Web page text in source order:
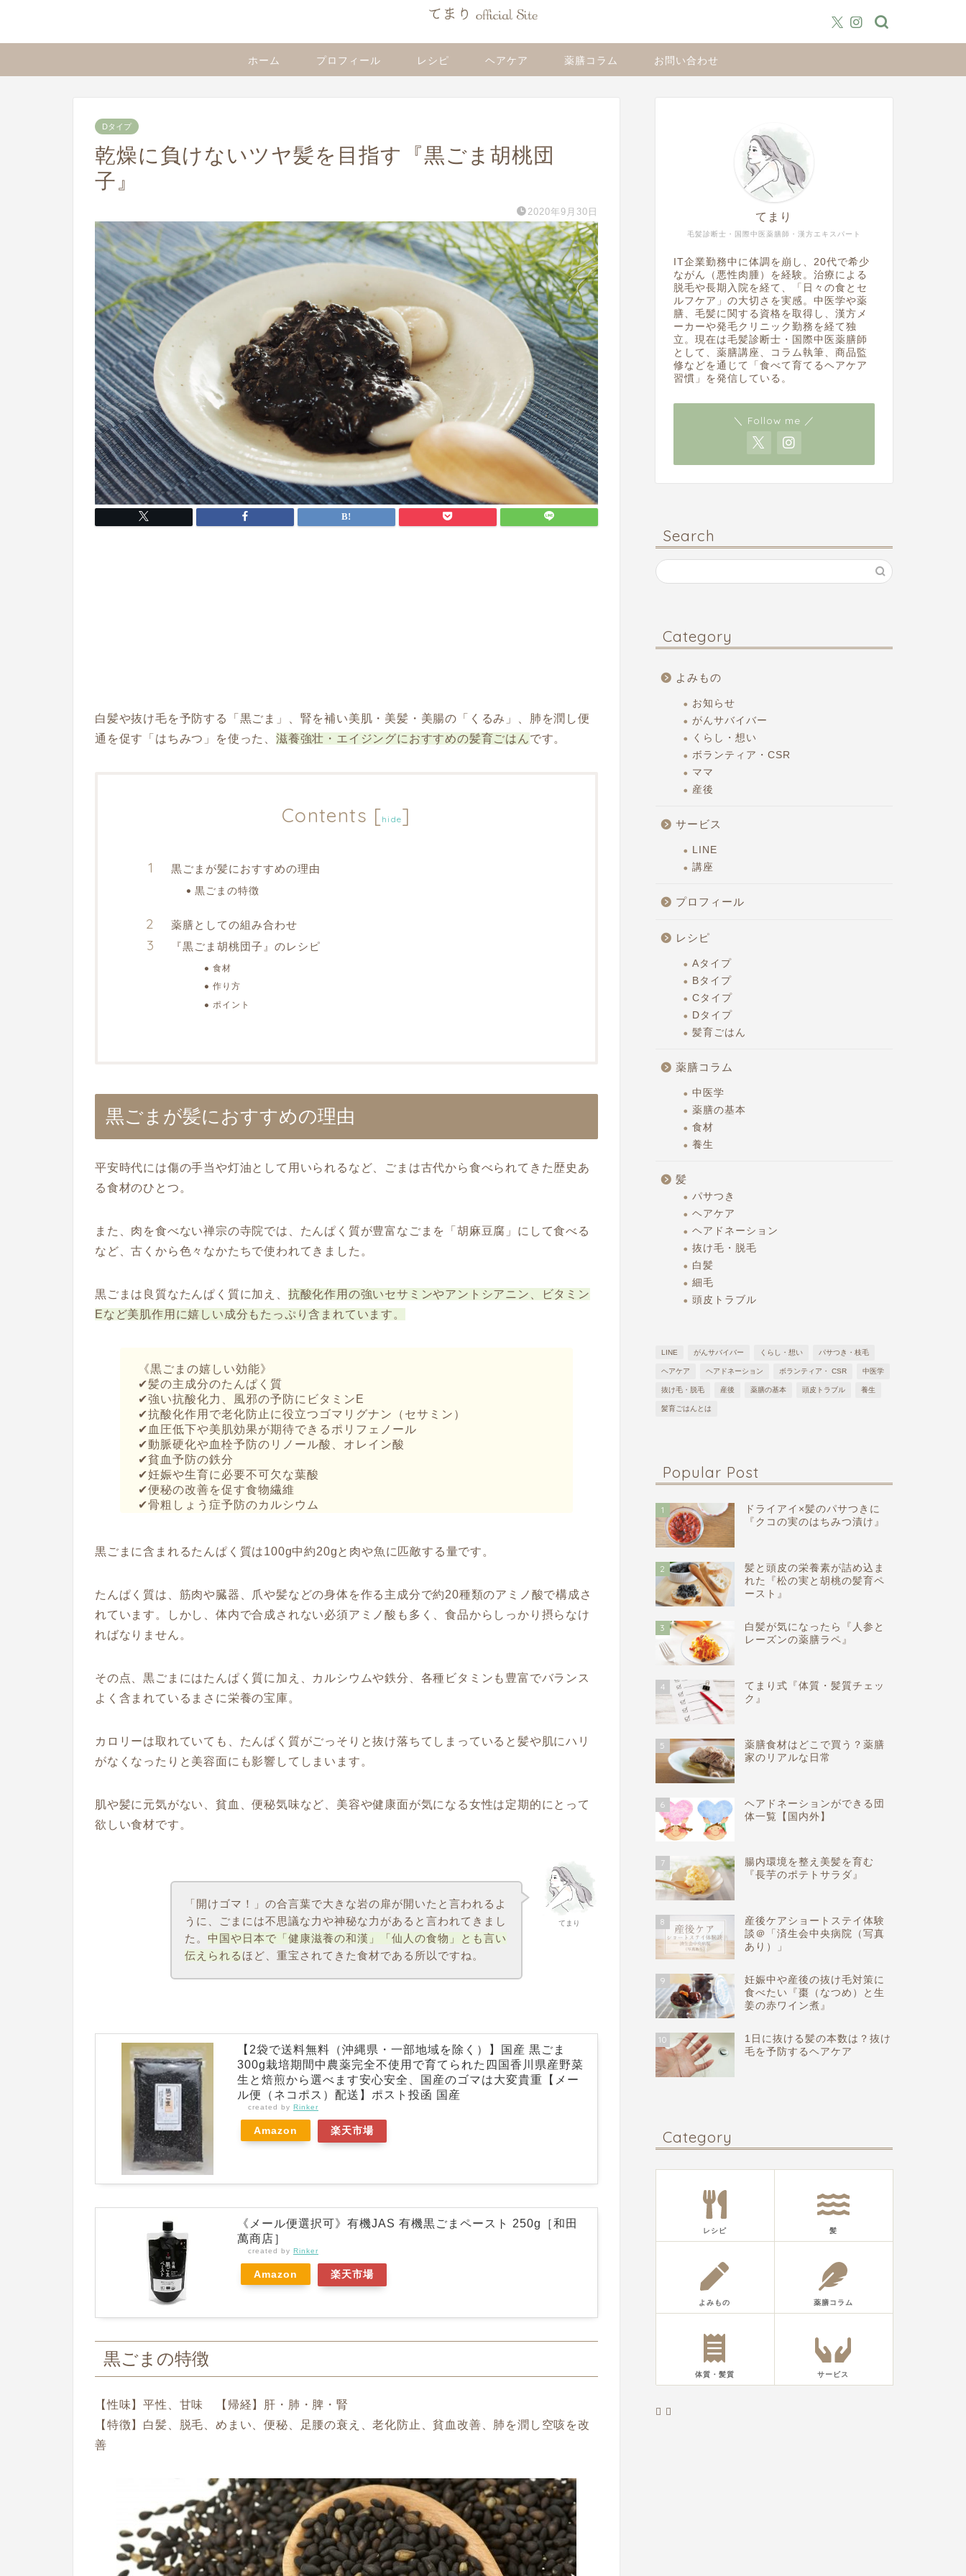
ホーム プロフィール レシピ ヘアケア 薬膳コラム お問い合わせ
Dタイプ
乾燥に負けないツヤ髪を目指す『黒ごま胡桃団
子』
2020年9月30日
白髪や抜け毛を予防する「黒ごま」、腎を補い美肌・美髪・美腸の「くるみ」、肺を潤し便
通を促す「はちみつ」を使った、 滋養強壮・エイジングにおすすめの髪育ごはんです。
Contents [hide]
黒ごまが髪におすすめの理由
黒ごまの特徴
薬膳としての組み合わせ
『黒ごま胡桃団子』のレシピ
食材
作り方
ポイント
黒ごまが髪におすすめの理由
平安時代には傷の手当や灯油として用いられるなど、ごまは古代から食べられてきた歴史あ
る食材のひとつ。
また、肉を食べない禅宗の寺院では、たんぱく質が豊富なごまを「胡麻豆腐」にして食べる
など、古くから色々なかたちで使われてきました。
黒ごまは良質なたんぱく質に加え、 抗酸化作用の強いセサミンやアントシアニン、ビタミン
Eなど美肌作用に嬉しい成分もたっぷり含まれています。
《黒ごまの嬉しい効能》
✔︎髪の主成分のたんぱく質
✔︎強い抗酸化力、風邪の予防に ビタミンE
✔︎抗酸化作用で老化防止に役立つ ゴマリグナン（セサミン）
✔︎血圧低下や美肌効果が期待できる ポリフェノール
✔︎動脈硬化や血栓予防の リノール酸、オレイン酸
✔︎貧血予防の鉄分
✔︎妊娠や生育に必要不可欠な葉酸
✔︎便秘の改善を促す食物繊維
✔︎骨粗しょう症予防のカルシウム
黒ごまに含まれるたんぱく質は100g中約20gと肉や魚に匹敵する量です。
たんぱく質は、筋肉や臓器、爪や髪などの身体を作る主成分で約20種類のアミノ酸で構成さ
れています。しかし、体内で合成されない必須アミノ酸も多く、食品からしっかり摂らなけ
ればなりません。
その点、黒ごまにはたんぱく質に加え、カルシウムや鉄分、各種ビタミンも豊富でバランス
よく含まれているまさに栄養の宝庫。
カロリーは取れていても、たんぱく質がごっそりと抜け落ちてしまっていると髪や肌にハリ
がなくなったりと美容面にも影響してしまいます。
肌や髪に元気がない、貧血、便秘気味など、美容や健康面が気になる女性は定期的にとって
欲しい食材です。
てまり
「開けゴマ！」の合言葉で大きな岩の扉が開いたと言われるよ
うに、ごまには不思議な力や神秘な力があると言われてきまし
た。中国や日本で「健康滋養の和漢」「仙人の食物」とも言い
伝えられる ほど、重宝されてきた食材である所以ですね。
【2袋で送料無料（沖縄県・一部地域を除く）】国産 黒ごま
300g栽培期間中農薬完全不使用で育てられた四国香川県産野菜
生と焙煎から選べます安心安全、国産のゴマは大変貴重【メー
ル便（ネコポス）配送】ポスト投函 国産
created by Rinker
Amazon 楽天市場
《メール便選択可》有機JAS 有機黒ごまペースト 250g［和田
萬商店］
created by Rinker
Amazon 楽天市場
黒ごまの特徴
【性味】平性、甘味 【帰経】肝・肺・脾・腎
【特徴】白髪、脱毛、めまい、便秘、足腰の衰え、老化防止、貧血改善、肺を潤し空咳を改
善
毛髪診断士・国際中医薬膳師・漢方エキスパート
てまり
IT企業勤務中に体調を崩し、20代で希少
ながん（悪性肉腫）を経験。治療による
脱毛や長期入院を経て、「日々の食とセ
ルフケア」の大切さを実感。中医学や薬
膳、毛髪に関する資格を取得し、漢方メ
ーカーや発毛クリニック勤務を経て独
立。現在は毛髪診断士・国際中医薬膳師
として、薬膳講座、コラム執筆、商品監
修などを通じて「食べて育てるヘアケア
習慣」を発信している。
＼ Follow me ／
Search
Category
よみもの
お知らせ
がんサバイバー
くらし・想い
ボランティア・CSR
ママ
産後
サービス
LINE
講座
プロフィール
レシピ
Aタイプ
Bタイプ
Cタイプ
Dタイプ
髪育ごはん
薬膳コラム
中医学
薬膳の基本
食材
養生
髪
パサつき
ヘアケア
ヘアドネーション
抜け毛・脱毛
白髪
細毛
頭皮トラブル
LINE がんサバイバー くらし・想い パサつき・枝毛
ヘアケア ヘアドネーション ボランティア・ CSR 中医学
抜け毛・脱毛 産後 薬膳の基本 頭皮トラブル 養生
髪育ごはんとは
Popular Post
1
ドライアイ×髪のパサつきに
『クコの実のはちみつ漬け』
2
髪と頭皮の栄養素が詰め込ま
れた『松の実と胡桃の髪育ペ
ースト』
3
白髪が気になったら『人参と
レーズンの薬膳ラペ』
4
てまり式『体質・髪質チェッ
ク』
5
薬膳食材はどこで買う？薬膳
家のリアルな日常
6
ヘアドネーションができる団
体一覧【国内外】
7
腸内環境を整え美髪を育む
『長芋のポテトサラダ』
8
産後ケアショートステイ体験
談＠「済生会中央病院（写真
あり）」
9
妊娠中や産後の抜け毛対策に
食べたい『棗（なつめ）と生
姜の赤ワイン煮』
10
1日に抜ける髪の本数は？抜け
毛を予防するヘアケア
Category
レシピ 髪
よみもの 薬膳コラム
体質・髪質 サービス